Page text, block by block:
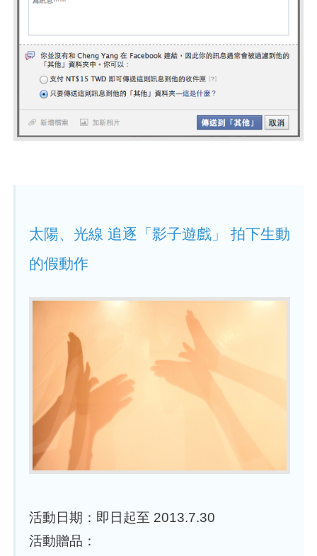
太陽、光線 追逐「影子遊戲」 拍下生動
的假動作
活動日期：即日起至 2013.7.30
活動贈品：